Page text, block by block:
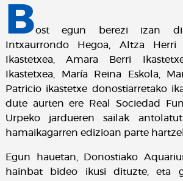
Bost egun berezi izan
Intxaurrondo Hegoa, Altza Herri
Ikastetxea, Amara Berri
Ikastetxea, María Reina Eskola,
Patricio ikastetxe donostiarretako
dute aurten ere Real Sociedad
Urpeko jardueren sailak
hamaikagarren edizioan parte
Egun hauetan, Donostiako
hainbat bideo ikusi dituzte, eta